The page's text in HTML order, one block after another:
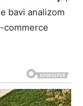
bavi analizom
commerce